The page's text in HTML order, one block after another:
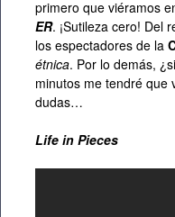
primero que viéramos
ER. ¡Sutileza cero!
los espectadores de la
étnica. Por lo demás,
minutos me tendré que
dudas…
Life in Pieces